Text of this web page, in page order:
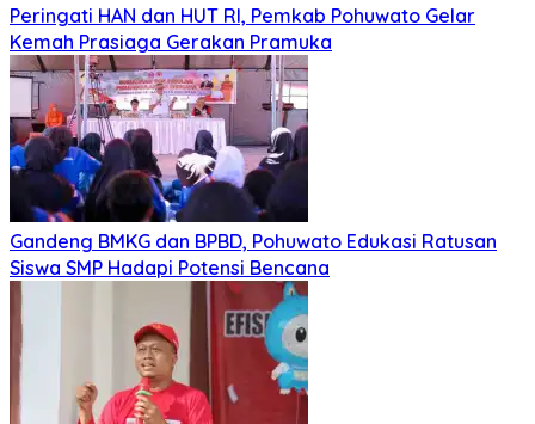
Peringati HAN dan HUT RI, Pemkab Pohuwato Gelar
Kemah Prasiaga Gerakan Pramuka
Gandeng BMKG dan BPBD, Pohuwato Edukasi Ratusan
Siswa SMP Hadapi Potensi Bencana